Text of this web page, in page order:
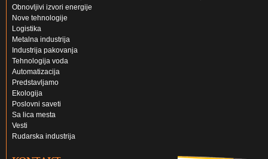
Obnovljivi izvori energije
Nove tehnologije
Logistika
Metalna industrija
Industrija pakovanja
Tehnologija voda
Automatizacija
Predstavljamo
Ekologija
Poslovni saveti
Sa lica mesta
Vesti
Rudarska industrija